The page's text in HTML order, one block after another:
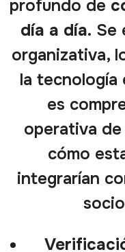
profundo de
día a día. Se
organizativa,
la tecnología
es
operativa de
cómo
integrarían